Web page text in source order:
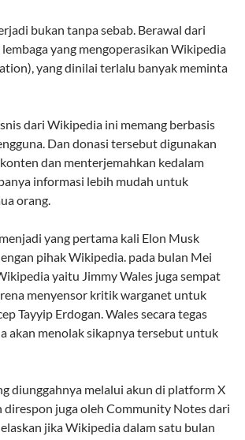
bukan tanpa sebab. Berawal dari
yang mengoperasikan Wikipedia
yang dinilai terlalu banyak meminta
dari Wikipedia ini memang berbasis
Dan donasi tersebut digunakan
dan menterjemahkan kedalam
informasi lebih mudah untuk
orang.
yang pertama kali Elon Musk
pihak Wikipedia. pada bulan Mei
yaitu Jimmy Wales juga sempat
menyensor kritik warganet untuk
Tayyip Erdogan. Wales secara tegas
akan menolak sikapnya tersebut untuk
diunggahnya melalui akun di platform X
juga oleh Community Notes dari
jika Wikipedia dalam satu bulan